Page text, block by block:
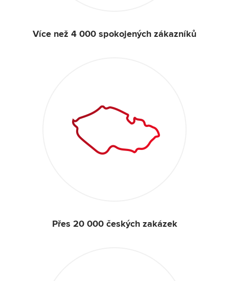
Více než 4 000 spokojených zákazníků
Přes 20 000 českých zakázek